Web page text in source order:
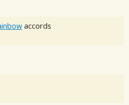
accords